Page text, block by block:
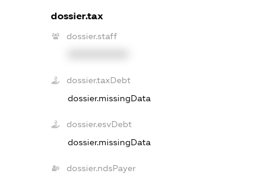
dossier.tax
dossier.staff
dossier.taxDebt
dossier.missingData
dossier.esvDebt
dossier.missingData
dossier.ndsPayer